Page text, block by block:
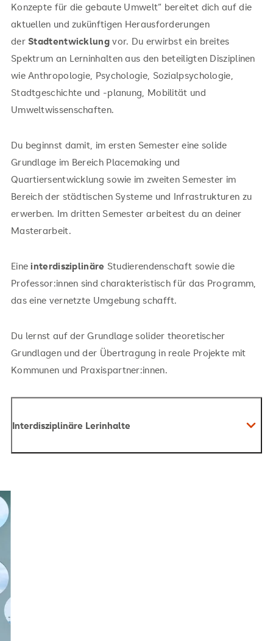
Konzepte für die gebaute Umwelt“ bereitet dich auf die
aktuellen und zukünftigen Herausforderungen
der Stadtentwicklungvor. Du erwirbst ein breites
Spektrum an Lerninhalten aus den beteiligten Disziplinen
wie Anthropologie, Psychologie, Sozialpsychologie,
Stadtgeschichte und -planung, Mobilität und
Umweltwissenschaften.
Du beginnst damit, im ersten Semester eine solide
Grundlage im Bereich Placemaking und
Quartiersentwicklung sowie im zweiten Semester im
Bereich der städtischen Systeme und Infrastrukturen zu
erwerben. Im dritten Semester arbeitest du an deiner
Masterarbeit.
Eineinterdisziplinäre Studierendenschaft sowie die
Professor:innen sind charakteristisch für das Programm,
das eine vernetzte Umgebung schafft.
Du lernst auf der Grundlage solider theoretischer
Grundlagen und der Übertragung in reale Projekte mit
Kommunen und Praxispartner:innen.
Interdisziplinäre Lerinhalte